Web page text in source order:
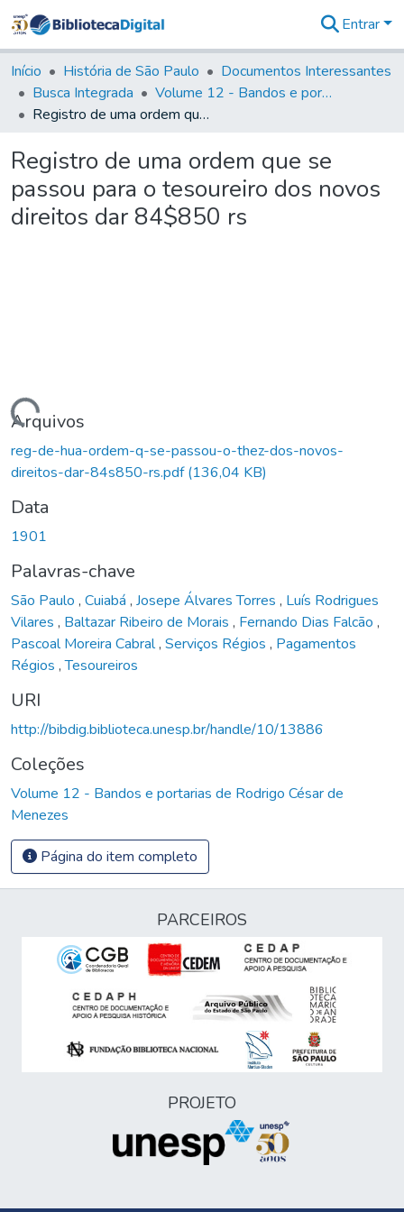
&
Coleções
Tudo na
Biblioteca
Estatísticas
Entrar
Início História de São Paulo
Documentos Interessantes
Busca Integrada
Volume 12 - Bandos e portarias de Rodrigo César de Menezes
Registro de uma ordem que se passou para o tesoureiro dos novos direitos dar 84$850 rs
Registro de uma ordem que se
passou para o tesoureiro dos novos
direitos dar 84$850 rs
Carregando...
Arquivos
reg-de-hua-ordem-q-se-passou-o-thez-dos-novos-
direitos-dar-84s850-rs.pdf(136,04 KB)
Data
1901
Palavras-chave
São Paulo , Cuiabá , Josepe Álvares Torres , Luís Rodrigues
Vilares , Baltazar Ribeiro de Morais , Fernando Dias Falcão ,
Pascoal Moreira Cabral, Serviços Régios , Pagamentos
Régios ,Tesoureiros
URI
http://bibdig.biblioteca.unesp.br/handle/10/13886
Coleções
Volume 12 - Bandos e portarias de Rodrigo César de
Menezes
Página do item completo
PARCEIROS
PROJETO